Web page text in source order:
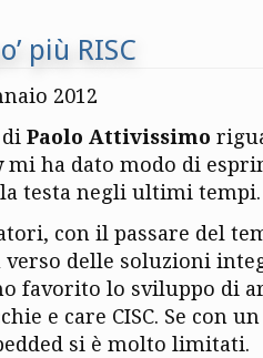
più RISC
2012
di Paolo Attivissimo
mi ha dato modo di
testa negli ultimi tempi.
con il passare del
verso delle soluzioni
favorito lo sviluppo di
e care CISC. Se con
si è molto limitati.